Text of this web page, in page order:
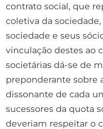
contrato social, que
coletiva da
sociedade e seus
vinculação destes ao
societárias dá-se de
preponderante sobre
dissonante de cada
sucessores da quota
deveriam respeitar o